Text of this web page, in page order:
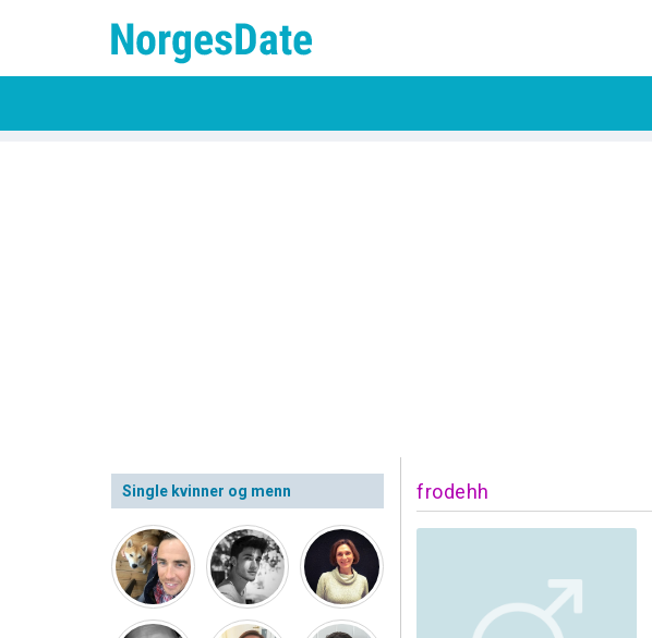
Single kvinner og menn frodehh